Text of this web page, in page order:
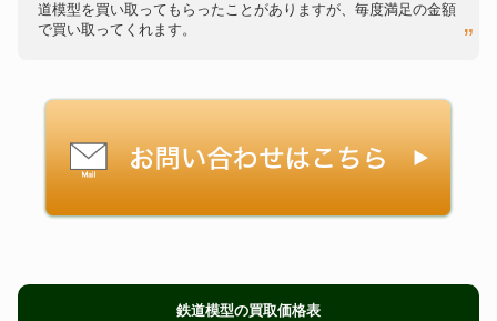
道模型を買い取ってもらったことがありますが、毎度満足の金額
で買い取ってくれます。
鉄道模型の買取価格表